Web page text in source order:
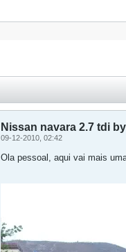
Nissan navara 2.7 tdi
09-12-2010, 02:42
Ola pessoal, aqui vai mais